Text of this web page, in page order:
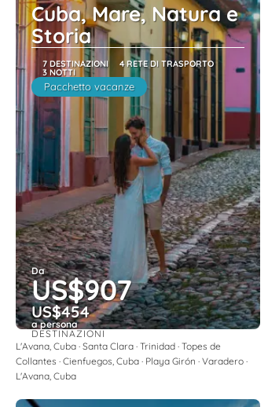
Cuba, Mare, Natura e
Storia
7 DESTINAZIONI 4 RETE DI TRASPORTO
3 NOTTI
Pacchetto vacanze
Da
US$907
US$454
a persona
Vedere
DESTINAZIONI
L'Avana, Cuba · Santa Clara · Trinidad · Topes de
Collantes · Cienfuegos, Cuba · Playa Girón · Varadero ·
L'Avana, Cuba